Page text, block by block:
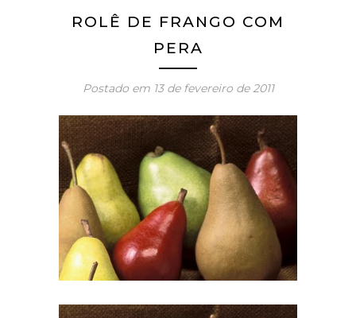
ROLÊ DE FRANGO COM
PERA
Postado em 13 de fevereiro de 2011